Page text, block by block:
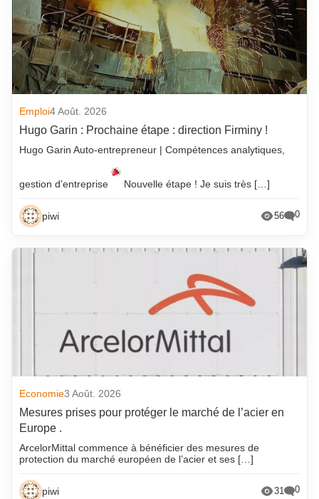
Emploi4 Août. 2026
Hugo Garin : Prochaine étape : direction Firminy !
Hugo Garin Auto-entrepreneur | Compétences analytiques,
gestion d’entreprise Nouvelle étape ! Je suis très […]
piwi 56 0
Economie3 Août. 2026
Mesures prises pour protéger le marché de l’acier en
Europe .
ArcelorMittal commence à bénéficier des mesures de
protection du marché européen de l’acier et ses […]
piwi 31 0